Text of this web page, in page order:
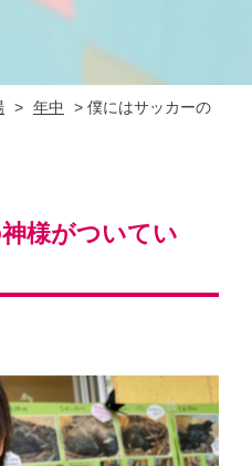
> 年中 > 僕にはサッカーの
様がついてい